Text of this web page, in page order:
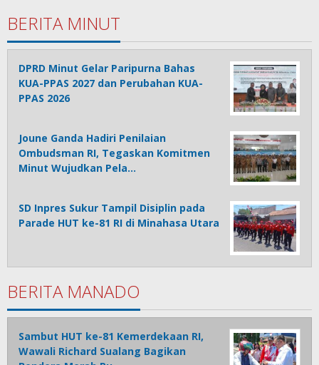
BERITA MINUT
DPRD Minut Gelar Paripurna Bahas
KUA-PPAS 2027 dan Perubahan KUA-
PPAS 2026
Joune Ganda Hadiri Penilaian
Ombudsman RI, Tegaskan Komitmen
Minut Wujudkan Pela…
SD Inpres Sukur Tampil Disiplin pada
Parade HUT ke-81 RI di Minahasa Utara
BERITA MANADO
Sambut HUT ke-81 Kemerdekaan RI,
Wawali Richard Sualang Bagikan